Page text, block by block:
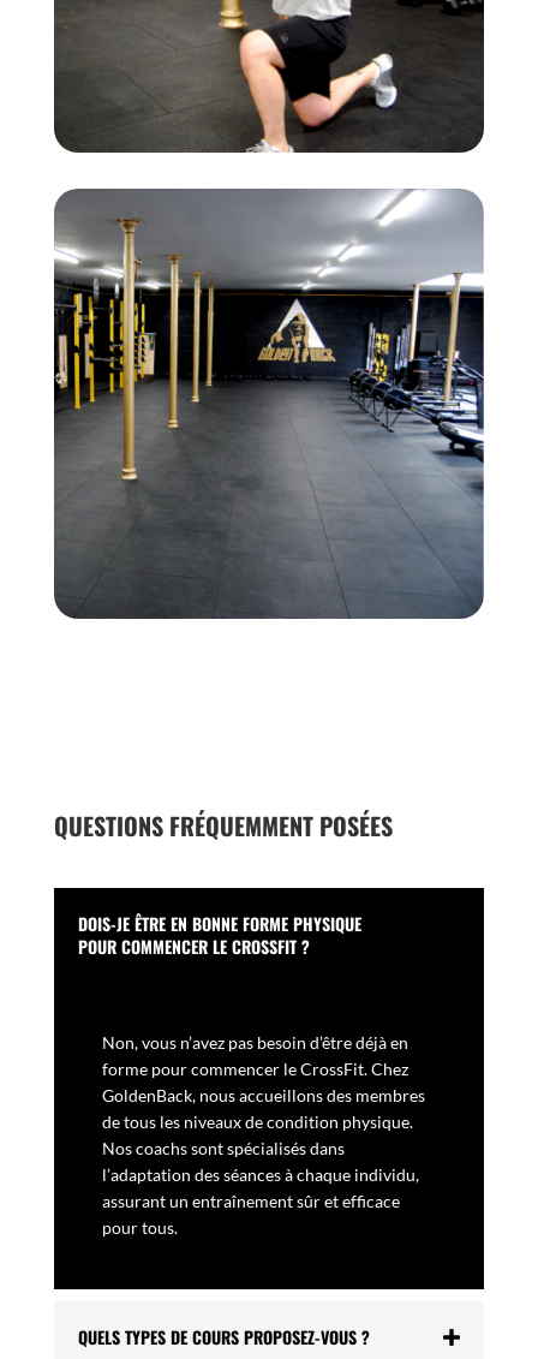
QUESTIONS FRÉQUEMMENT POSÉES
DOIS-JE ÊTRE EN BONNE FORME PHYSIQUE
POUR COMMENCER LE CROSSFIT ?
Non, vous n’avez pas besoin d’être déjà en
forme pour commencer le CrossFit. Chez
GoldenBack, nous accueillons des membres
de tous les niveaux de condition physique.
Nos coachs sont spécialisés dans
l’adaptation des séances à chaque individu,
assurant un entraînement sûr et efficace
pour tous.
QUELS TYPES DE COURS PROPOSEZ-VOUS ?